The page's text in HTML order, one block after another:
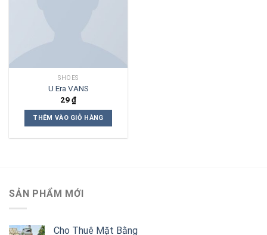
SHOES
U Era VANS
29₫
THÊM VÀO GIỎ HÀNG
SẢN PHẨM MỚI
Cho Thuê Mặt Bằng